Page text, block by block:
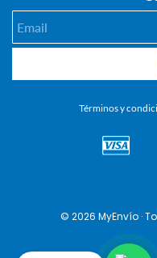
Términos y
© 2026 MyEnvío ·